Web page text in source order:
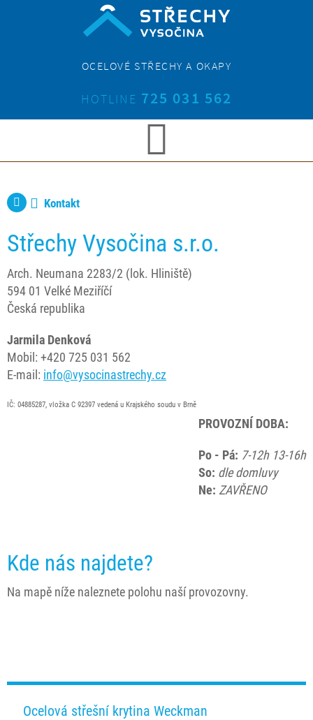
OCELOVÉ STŘECHY A OKAPY
HOTLINE 725 031 562
Kontakt
Střechy Vysočina s.r.o.
Arch. Neumana 2283/2 (lok. Hliniště)
594 01 Velké Meziříčí
Česká republika
Jarmila Denková
Mobil: +420 725 031 562
E-mail: info@vysocinastrechy.cz
IČ: 04885287, vložka C 92397 vedená u Krajského soudu v Brně
PROVOZNÍ DOBA:
Po - Pá: 7-12h 13-16h
So: dle domluvy
Ne: ZAVŘENO
Kde nás najdete?
Na mapě níže naleznete polohu naší provozovny.
Ocelová střešní krytina Weckman